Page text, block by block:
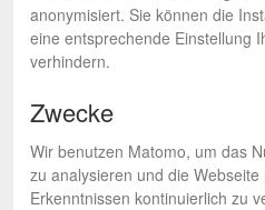
anonymisiert. Sie können die
eine entsprechende Einstellung
verhindern.
Zwecke
Wir benutzen Matomo, um das
zu analysieren und die
Erkenntnissen kontinuierlich zu